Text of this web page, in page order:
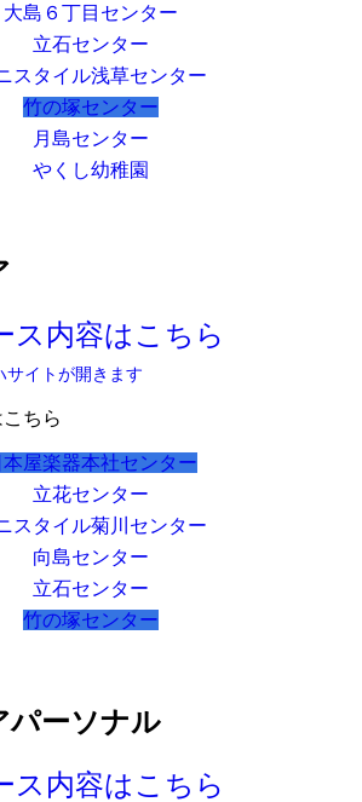
大島６丁目センター
立石センター
スタイル浅草センター
竹の塚センター
月島センター
やくし幼稚園
ス内容はこちら
サイトが開きます
ちら
本屋楽器本社センター
立花センター
スタイル菊川センター
向島センター
立石センター
竹の塚センター
パーソナル
ス内容はこちら